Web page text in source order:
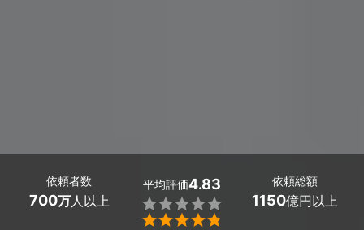
依頼者数
700万人以上
平均評価4.83


依頼総額
1150億円以上